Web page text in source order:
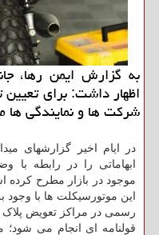
به گزارش ایمن رها،
اظهار داشت: برای
شرکت ها و نمایندگی
در ایام اخیر گزارشهای
ابهاماتی را در رابطه
موجود در بازار مطرح
این موتورسیکلت ها با وجود
رسمی در مراکز تعویض پلاک
قولنامه ای انجام می شود؛